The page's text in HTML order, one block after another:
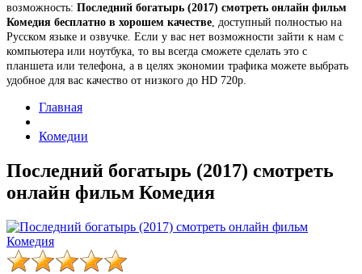
возможность: Последний богатырь (2017) смотреть онлайн фильм
Комедия бесплатно в хорошем качестве , доступный полностью на
Русском языке и озвучке. Если у вас нет возможности зайти к нам с
компьютера или ноутбука, то вы всегда сможете сделать это с
планшета или телефона, а в целях экономии трафика можете выбрать
удобное для вас качество от низкого до HD 720p.
Главная
Комедии
Последний богатырь (2017) смотреть
онлайн фильм Комедия